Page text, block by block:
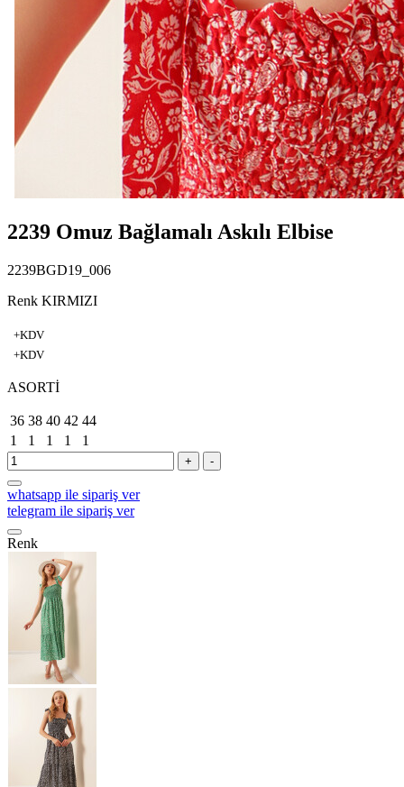
2239 Omuz Bağlamalı Askılı Elbise
2239BGD19_006
Renk KIRMIZI
+KDV
+KDV
ASORTİ
36 38 40 42 44
1
1 1 1 1
+ -
whatsapp ile sipariş ver
telegram ile sipariş ver
Renk